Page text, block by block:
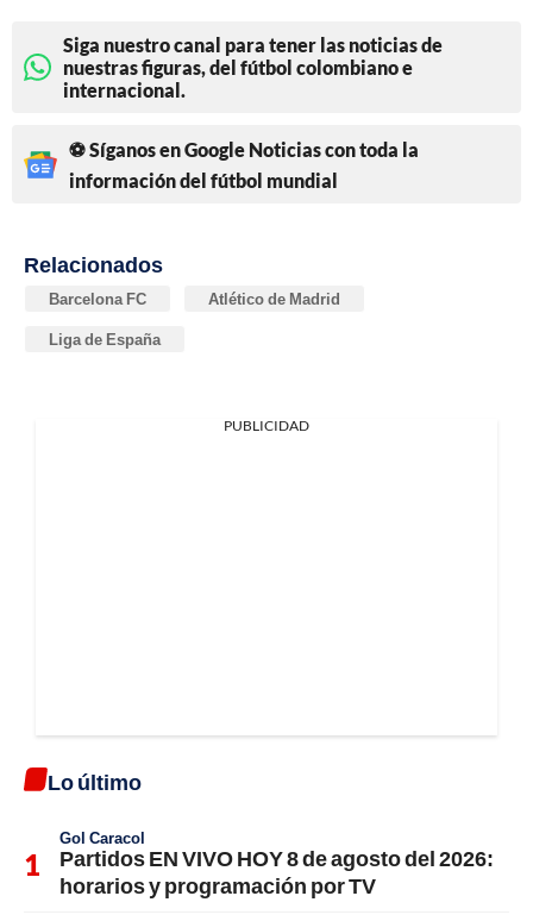
Siga nuestro canal para tener las noticias de
nuestras figuras, del fútbol colombiano e
internacional.
⚽ Síganos en Google Noticias con toda la
información del fútbol mundial
Relacionados
Barcelona FC Atlético de Madrid
Liga de España
PUBLICIDAD
Lo último
Gol Caracol
Partidos EN VIVO HOY 8 de agosto del 2026:
horarios y programación por TV